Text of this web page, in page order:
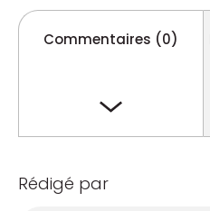
Commentaires (0)
Rédigé par